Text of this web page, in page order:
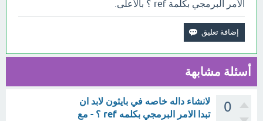
الأمر البرمجي بكلمة ref ؟ بالأعلى.
أسئلة مشابهة
0
لانشاء داله خاصه في بايثون لابد ان
تبدا الامر البرمجي بكلمه ref ؟ - مع